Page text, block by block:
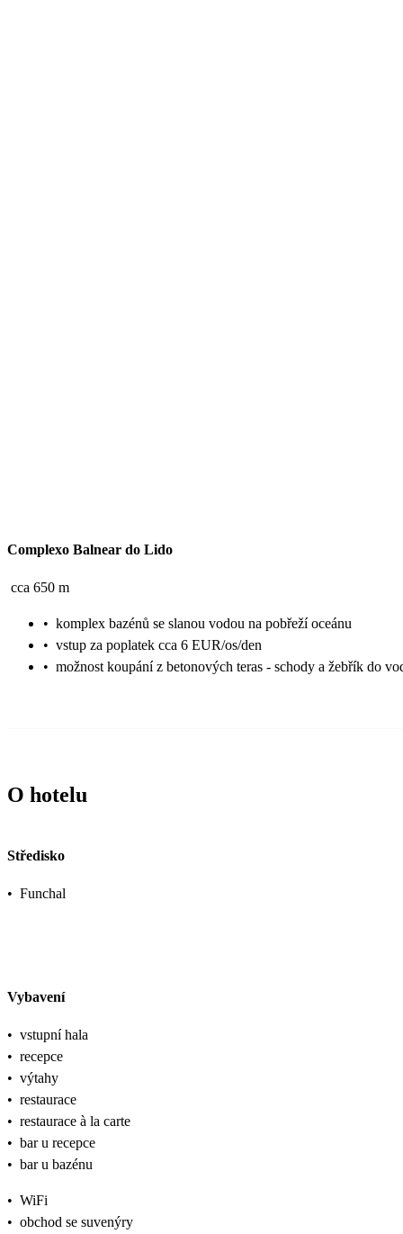
Complexo Balnear do Lido
cca 650 m
• komplex bazénů se slanou vodou na pobřeží oceánu
• vstup za poplatek cca 6 EUR/os/den
• možnost koupání z betonových teras - schody a žebřík do
O hotelu
Středisko
• Funchal
Vybavení
• vstupní hala
• recepce
• výtahy
• restaurace
• restaurace à la carte
• bar u recepce
• bar u bazénu
• WiFi
• obchod se suvenýry